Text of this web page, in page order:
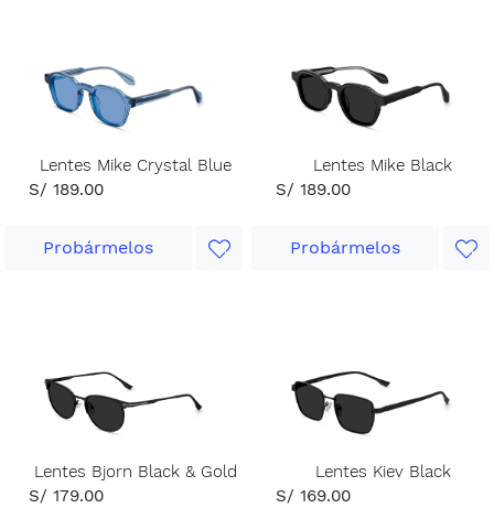
Lentes Mike Crystal Blue
S/ 189.00
Probármelos
Lentes Mike Black
S/ 189.00
Probármelos
Lentes Bjorn Black & Gold
S/ 179.00
Lentes Kiev Black
S/ 169.00